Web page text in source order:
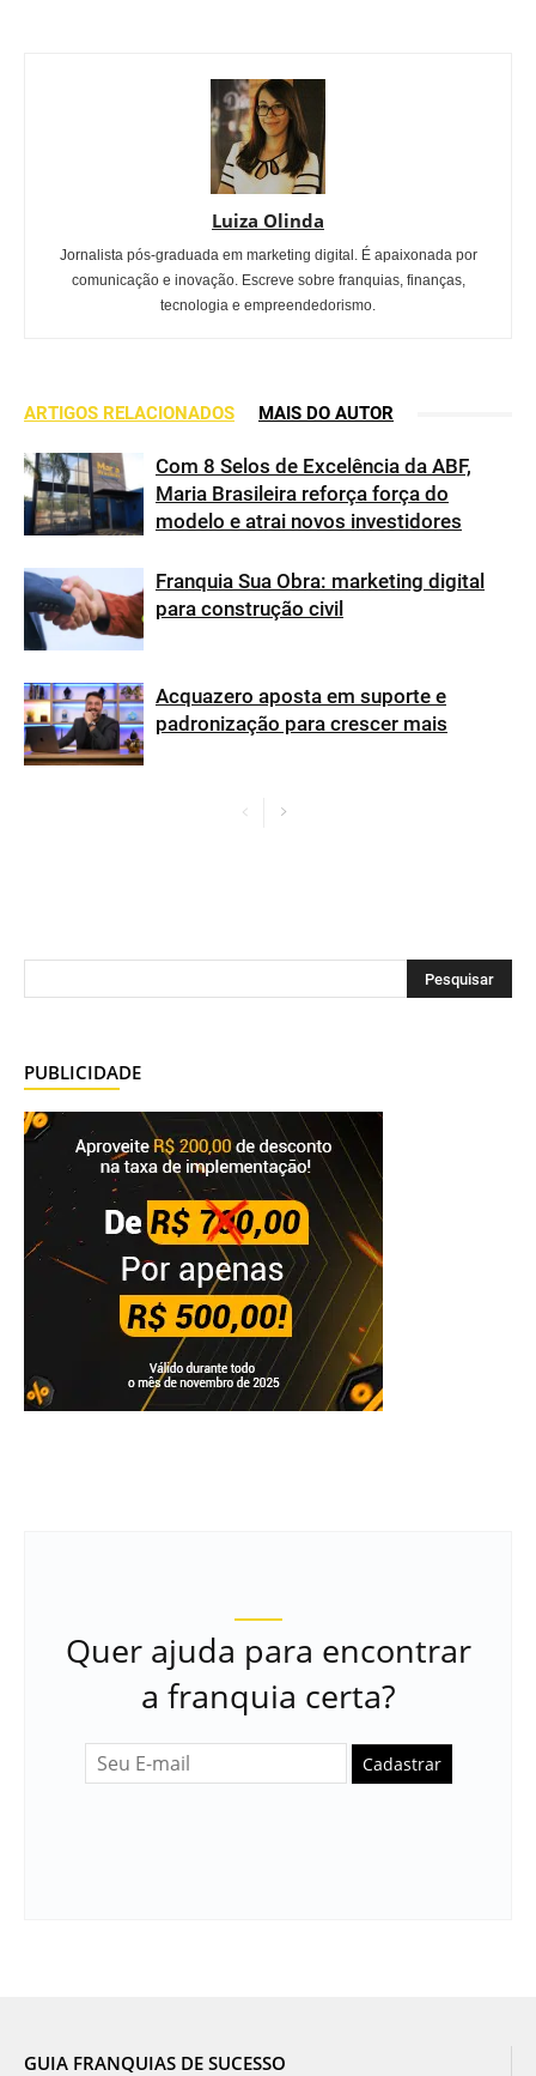
Luiza Olinda
Jornalista pós-graduada em marketing digital. É apaixonada por
comunicação e inovação. Escreve sobre franquias, finanças,
tecnologia e empreendedorismo.
ARTIGOS RELACIONADOS MAIS DO AUTOR
Com 8 Selos de Excelência da ABF,
Maria Brasileira reforça força do
modelo e atrai novos investidores
Franquia Sua Obra: marketing digital
para construção civil
Acquazero aposta em suporte e
padronização para crescer mais
PUBLICIDADE
Quer ajuda para encontrar
a franquia certa?
Cadastrar
GUIA FRANQUIAS DE SUCESSO